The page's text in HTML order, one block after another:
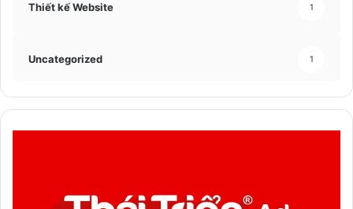
Thiết kế Website 1
Uncategorized 1